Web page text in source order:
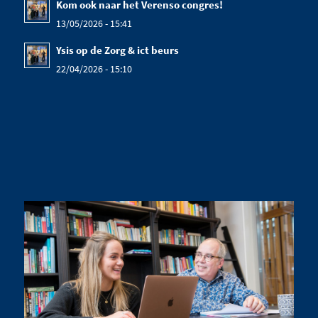
Kom ook naar het Verenso congres!
13/05/2026 - 15:41
Ysis op de Zorg & ict beurs
22/04/2026 - 15:10